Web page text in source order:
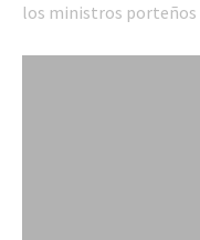
los ministros porteños